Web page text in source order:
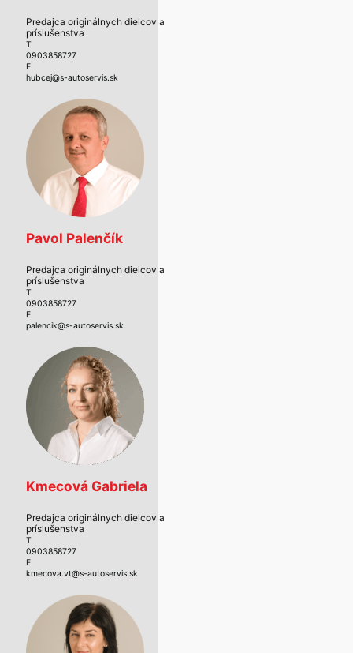
Predajca originálnych dielcov a
príslušenstva
T
0903858727
E
hubcej@s-autoservis.sk
Pavol Palenčík
Predajca originálnych dielcov a
príslušenstva
T
0903858727
E
palencik@s-autoservis.sk
Kmecová Gabriela
Predajca originálnych dielcov a
príslušenstva
T
0903858727
E
kmecova.vt@s-autoservis.sk